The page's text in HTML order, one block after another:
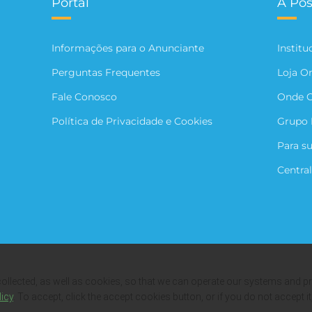
Informações para o Anunciante
Perguntas Frequentes
Fale Conosco
Política de Privacidade e Cookies
Loja
Onde
Grupo
Para
os direitos reservados. Fotos meramente ilustrativas. Empresa
. To accept, click the accept cookies button, or if you do not accept it,